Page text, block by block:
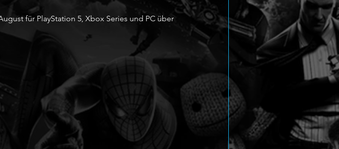
für PlayStation 5, Xbox Series und PC über